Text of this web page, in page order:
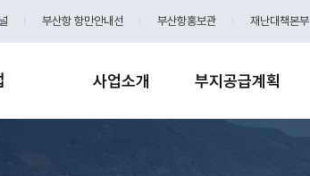
부산항 항만안내선 부산항홍보관 재난대책본부
사업소개 부지공급계획